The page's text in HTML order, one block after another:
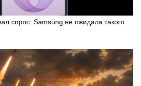
спрос: Samsung не ожидала такого